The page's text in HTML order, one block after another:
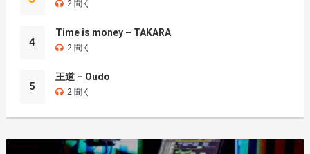
2 聞く
4
Time is money – TAKARA
2 聞く
5
王道 – Oudo
2 聞く